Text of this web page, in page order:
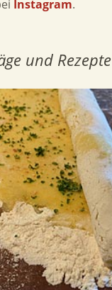
Instagram.
und Rezepte